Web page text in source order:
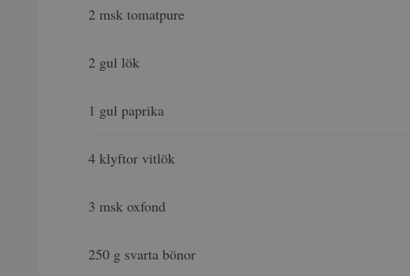
2 msk tomatpure
2 gul lök
1 gul paprika
4 klyftor vitlök
3 msk oxfond
250 g svarta bönor